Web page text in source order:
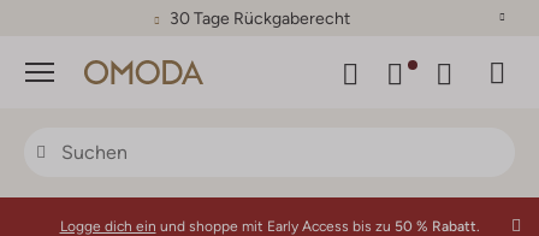
30 Tage Rückgaberecht
Menü
Logge dich ein und shoppe mit Early Access bis zu 50 % Rabatt.